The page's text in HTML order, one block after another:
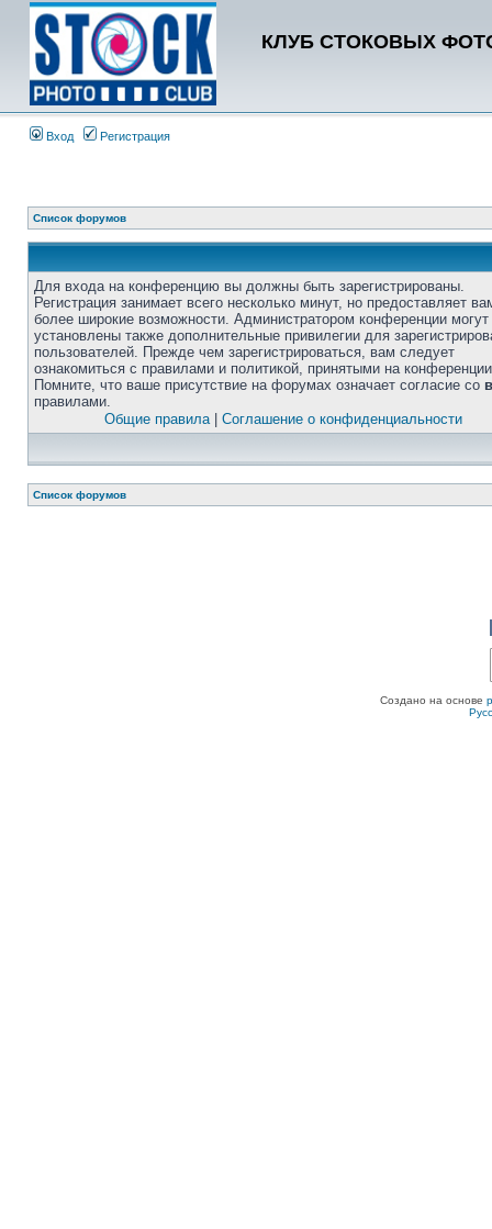
КЛУБ СТОКОВЫХ
Вход Регистрация
Список форумов
Для входа на конференцию вы должны быть зарегистрированы.
Регистрация занимает всего несколько минут, но предоставляет
более широкие возможности. Администратором конференции
установлены также дополнительные привилегии для
пользователей. Прежде чем зарегистрироваться, вам следует
ознакомиться с правилами и политикой, принятыми на
Помните, что ваше присутствие на форумах означает согласие со
правилами.
Общие правила| Соглашение о конфиденциальности
Список форумов
Создано на основе